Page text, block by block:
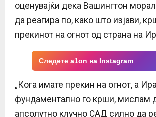
оценувајќи дека Вашингтон
да реагира по, како што изјави,
прекинот на огнот од страна на
Следете a1on на Instagram
„Кога имате прекин на огнот, а
фундаментално го крши, мислам
апсолутно клучно САД силно да